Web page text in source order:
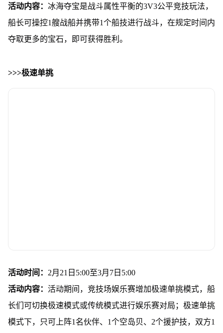
活动内容： 冰海夺宝是战斗属性平衡的3V3公平竞技玩法，
船长可操控1艘战船并携带1个船技进行战斗，在规定时间内
夺取更多的宝石，即可获得胜利。
>>>极速单挑
活动时间： 2月21日5:00至3月7日5:00
活动内容： 活动期间，竞技场娱乐赛增加极速单挑模式，船
长们可切换极速模式或传统模式进行娱乐赛对局；极速单挑
模式下，只可上阵1名伙伴、1个空岛贝、2个援护技，双方1